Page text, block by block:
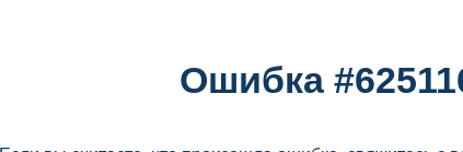
Ошибка